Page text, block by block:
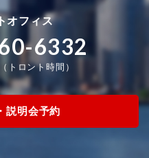
オフィス
6332
トロント時間）
説明会予約